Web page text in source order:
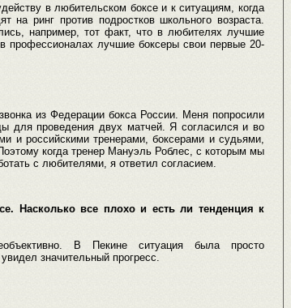
в любительском боксе и к ситуациям, когда
ринг против подростков школьного возраста.
например, тот факт, что в любителях лучшие
профессионалах лучшие боксеры свои первые 20-
из Федерации бокса России. Меня попросили
для проведения двух матчей. Я согласился и во
и российскими тренерами, боксерами и судьями,
когда тренер Мануэль Роблес, с которым мы
с любителями, я ответил согласием.
Насколько все плохо и есть ли тенденция к
В Пекине ситуация была просто
значительный прогресс.